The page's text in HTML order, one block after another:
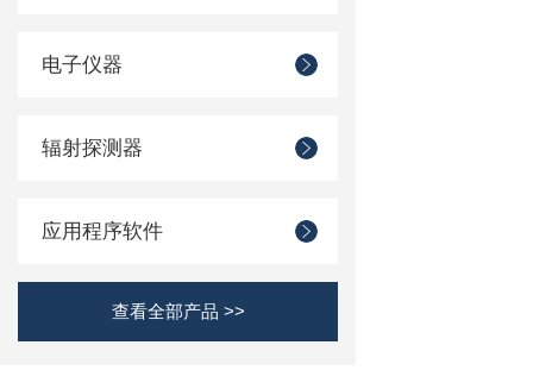
电子仪器
辐射探测器
应用程序软件
查看全部产品 >>